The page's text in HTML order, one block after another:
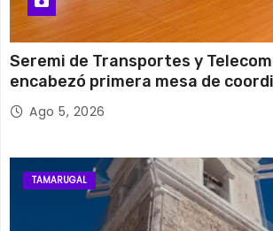
Seremi de Transportes y
encabezó primera mesa de
retiro de cables en desuso en
Ago 5, 2026
TAMARUGAL